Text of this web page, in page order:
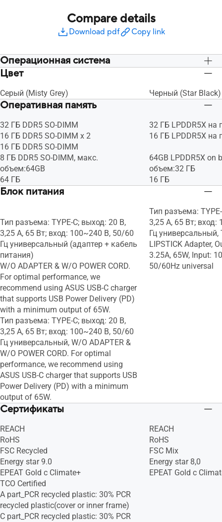
Compare details
Download pdf Copy link
Операционная система
Windows 11 Pro - ASUS рекомендует
Windows 11 Домашняя - ASUS
рекомендует Windows 11 Pro для
* Windows 11 Домашняя доступна
только в версии для одного языка.
См.
https://support.microsoft.com/article/e
af060a6-3642-4612-6b75-
b34e57a08abf
Windows 11 Домашняя - ASUS
Windows 11 Pro Education, Без ОС
Windows 11 Pro -
Windows 11
рекомендует
* Windows 11
только в версии
https://
af060a6-3642-
b34e57a08abf
Windows 11
бизнеса
Windows 11 Pro
Цвет
Серый (Misty Grey) Черный (Star Black)
Оперативная память
32 ГБ DDR5 SO-DIMM
16 ГБ DDR5 SO-DIMM x 2
16 ГБ DDR5 SO-DIMM
8 ГБ DDR5 SO-DIMM, макс.
объем:64GB
64 ГБ
32 ГБ LPDDR5X на
16 ГБ LPDDR5X на
64GB LPDDR5X on
объем:32 ГБ
16 ГБ
Блок питания
Тип разъема: TYPE-C; выход: 20 В,
3,25 A, 65 Вт; вход: 100~240 В, 50/60
Гц универсальный (адаптер + кабель
питания)
W/O ADAPTER & W/O POWER CORD.
For optimal performance, we
recommend using ASUS USB-C charger
that supports USB Power Delivery (PD)
with a minimum output of 65W.
Тип разъема: TYPE-C; выход: 20 В,
3,25 A, 65 Вт; вход: 100~240 В, 50/60
Гц универсальный, W/O ADAPTER &
W/O POWER CORD. For optimal
performance, we recommend using
ASUS USB-C charger that supports USB
Power Delivery (PD) with a minimum
output of 65W.
Тип разъема:
3,25 A, 65 Вт;
Гц универсальный,
LIPSTICK Adapter,
3.25A, 65W, Input:
50/60Hz universal
Сертификаты
REACH
RoHS
FSC Recycled
Energy star 9.0
EPEAT Gold с Climate+
TCO Certified
A part_PCR recycled plastic: 30% PCR
recycled plastic(cover or inner frame)
C part_PCR recycled plastic: 30% PCR
REACH
RoHS
FSC Mix
Energy star 8,0
EPEAT Gold с